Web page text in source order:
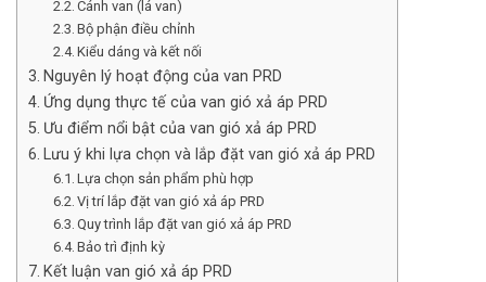
Cánh van (lá van)
Bộ phận điều chỉnh
Kiểu dáng và kết nối
Nguyên lý hoạt động của van PRD
Ứng dụng thực tế của van gió xả áp PRD
Ưu điểm nổi bật của van gió xả áp PRD
Lưu ý khi lựa chọn và lắp đặt van gió xả áp PRD
Lựa chọn sản phẩm phù hợp
Vị trí lắp đặt van gió xả áp PRD
Quy trình lắp đặt van gió xả áp PRD
Bảo trì định kỳ
Kết luận van gió xả áp PRD